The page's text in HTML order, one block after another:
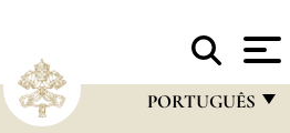
PORTUGUÊS